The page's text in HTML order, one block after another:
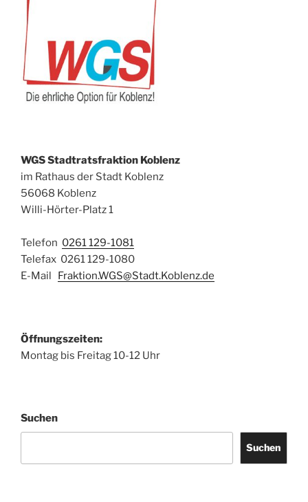
WGS Stadtratsfraktion Koblenz
im Rathaus der Stadt Koblenz
56068 Koblenz
Willi-Hörter-Platz 1
Telefon 0261 129-1081
Telefax 0261 129-1080
E-Mail Fraktion.WGS@Stadt.Koblenz.de
Öffnungszeiten:
Montag bis Freitag 10-12 Uhr
Suchen
Suchen